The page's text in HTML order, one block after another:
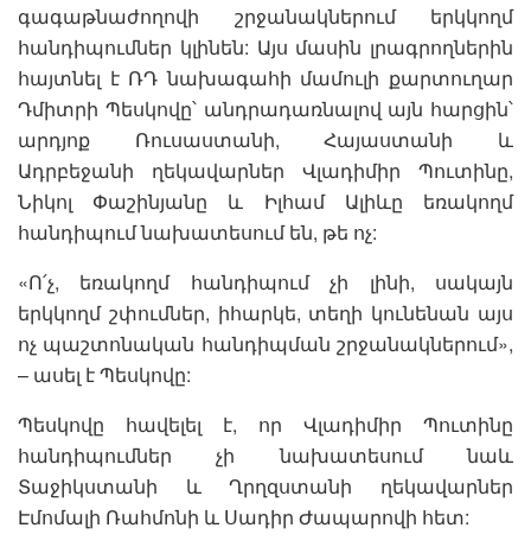
գագաթնաժողովի շրջանակներում երկկողմ
հանդիպումներ կլինեն: Այս մասին լրագրողներին
հայտնել է ՌԴ նախագահի մամուլի քարտուղար
Դմիտրի Պեսկովը՝ անդրադառնալով այն հարցին՝
արդյոք Ռուսաստանի, Հայաստանի և
Ադրբեջանի ղեկավարներ Վլադիմիր Պուտինը,
Նիկոլ Փաշինյանը և Իլհամ Ալիևը եռակողմ
հանդիպում նախատեսում են, թե ոչ:
«Ո՛չ, եռակողմ հանդիպում չի լինի, սակայն
երկկողմ շփումներ, իհարկե, տեղի կունենան այս
ոչ պաշտոնական հանդիպման շրջանակներում»,
– ասել է Պեսկովը:
Պեսկովը հավելել է, որ Վլադիմիր Պուտինը
հանդիպումներ չի նախատեսում նաև
Տաջիկստանի և Ղրղզստանի ղեկավարներ
Էմոմալի Ռահմոնի և Սադիր Ժապարովի հետ: